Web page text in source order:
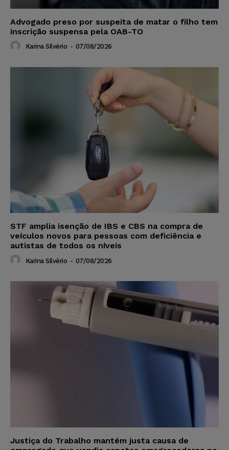
Advogado preso por suspeita de matar o filho tem
inscrição suspensa pela OAB-TO
Karina Silvério - 07/08/2026
STF amplia isenção de IBS e CBS na compra de
veículos novos para pessoas com deficiência e
autistas de todos os níveis
Karina Silvério - 07/08/2026
Justiça do Trabalho mantém justa causa de